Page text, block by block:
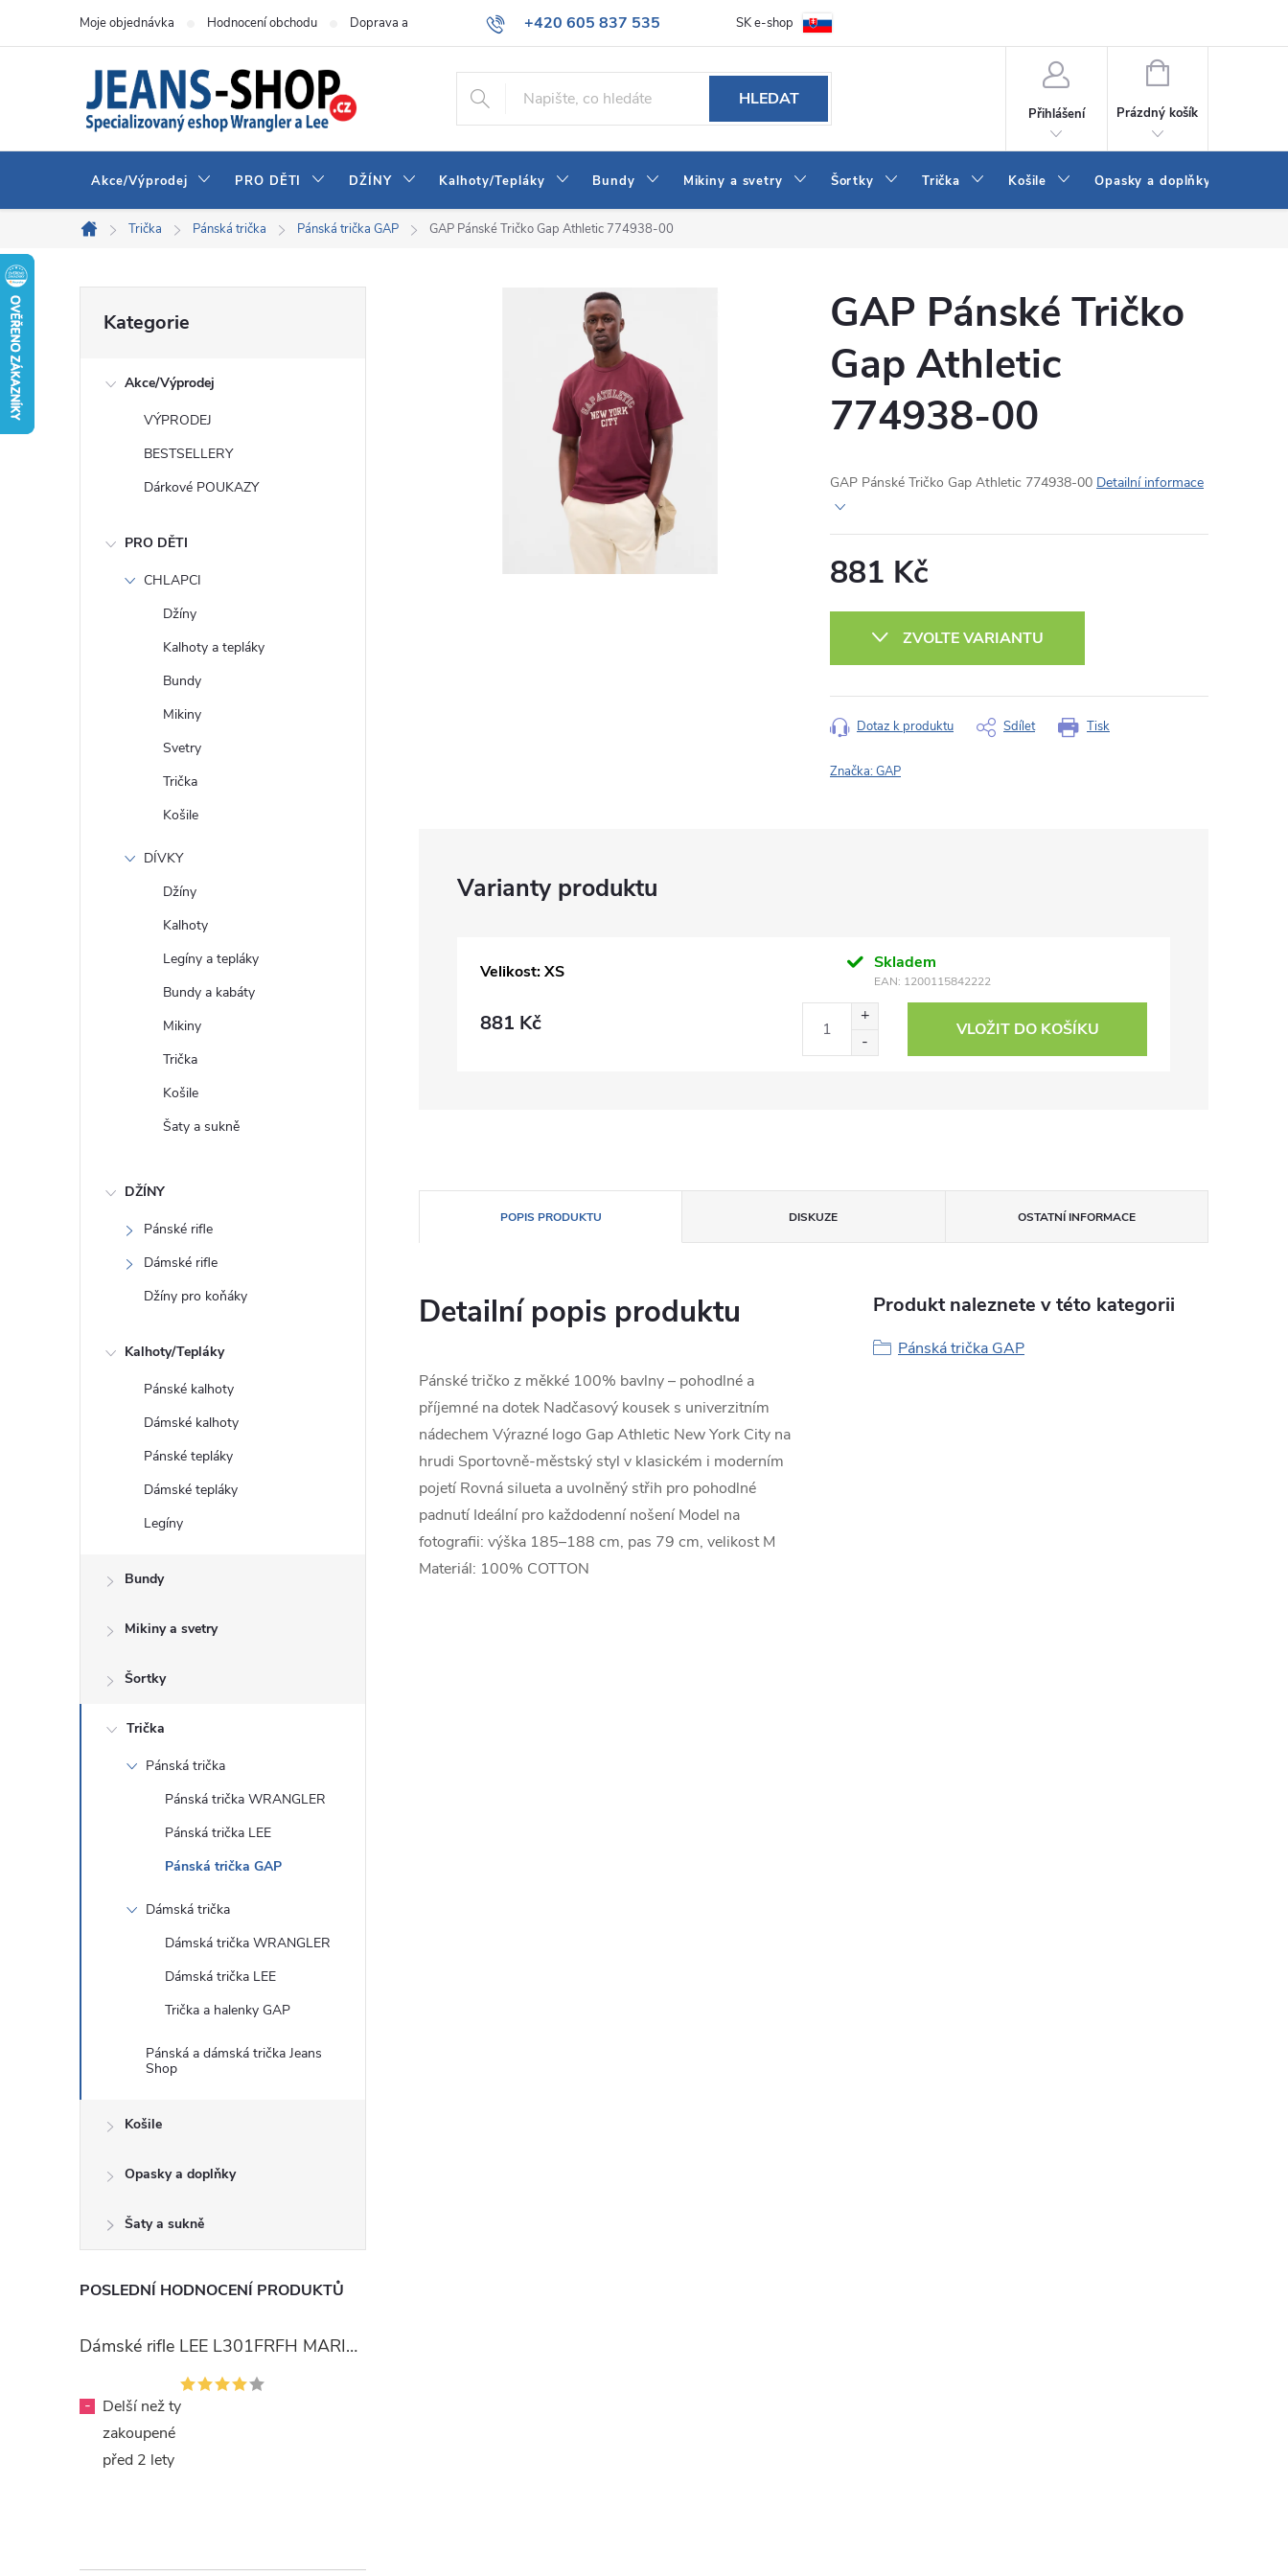
+420 605 837 535
info@jeans-shop.cz
Moje objednávka Hodnocení obchodu Doprava a platba Obchodní podmínky Naše prodejna Blog Kontakt
SK e-shop
HLEDAT
Přihlášení
NÁKUPNÍ
Prázdný košík
Akce/Výprodej PRO DĚTI DŽÍNY Kalhoty/Tepláky Bundy Mikiny a svetry Šortky Trička Košile Opasky a doplňky
Domů
Trička Pánská trička Pánská trička GAP GAP Pánské Tričko Gap Athletic 774938-00
kategorie
Kategorie
Akce/Výprodej
VÝPRODEJ
BESTSELLERY
Dárkové POUKAZY
PRO DĚTI
CHLAPCI
Džíny
Kalhoty a tepláky
Bundy
Mikiny
Svetry
Trička
Košile
DÍVKY
Džíny
Kalhoty
Legíny a tepláky
Bundy a kabáty
Mikiny
Trička
Košile
Šaty a sukně
DŽÍNY
Pánské rifle
Dámské rifle
Džíny pro koňáky
Kalhoty/Tepláky
Pánské kalhoty
Dámské kalhoty
Pánské tepláky
Dámské tepláky
Legíny
Bundy
Mikiny a svetry
Šortky
Trička
Pánská trička
Pánská trička WRANGLER
Pánská trička LEE
Pánská trička GAP
Dámská trička
Dámská trička WRANGLER
Dámská trička LEE
Trička a halenky GAP
Pánská a dámská trička Jeans
Shop
Košile
Opasky a doplňky
Šaty a sukně
POSLEDNÍ HODNOCENÍ PRODUKTŮ
Dámské rifle LEE L301FRFH MARION STRAIGHT RINSE
-
Delší než ty
zakoupené
před 2 lety
GAP Pánské Tričko
Gap Athletic
774938-00
GAP Pánské Tričko Gap Athletic 774938-00 Detailní informace
881 Kč
ZVOLTE VARIANTU
Tisk
Dotaz k produktu Sdílet
Značka:GAP
Velikost: XS Skladem
EAN: 1200115842222
881 Kč VLOŽIT DO KOŠÍKU
POPIS PRODUKTU DISKUZE OSTATNÍ INFORMACE
Detailní popis produktu
Pánské tričko z měkké 100% bavlny – pohodlné a
příjemné na dotek Nadčasový kousek s univerzitním
nádechem Výrazné logo Gap Athletic New York City na
hrudi Sportovně-městský styl v klasickém i moderním
pojetí Rovná silueta a uvolněný střih pro pohodlné
padnutí Ideální pro každodenní nošení Model na
fotografii: výška 185–188 cm, pas 79 cm, velikost M
Materiál: 100% COTTON
Produkt naleznete v této kategorii
Pánská trička GAP